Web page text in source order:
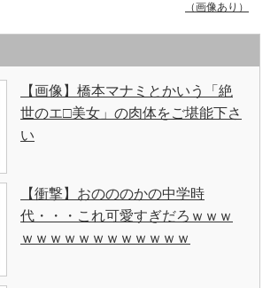
（画像あり）
【画像】橋本マナミとかいう「絶
世のエ□美女」の肉体をご堪能下さ
い
【衝撃】おのののかの中学時
代・・・これ可愛すぎだろｗｗｗ
ｗｗｗｗｗｗｗｗｗｗｗｗ